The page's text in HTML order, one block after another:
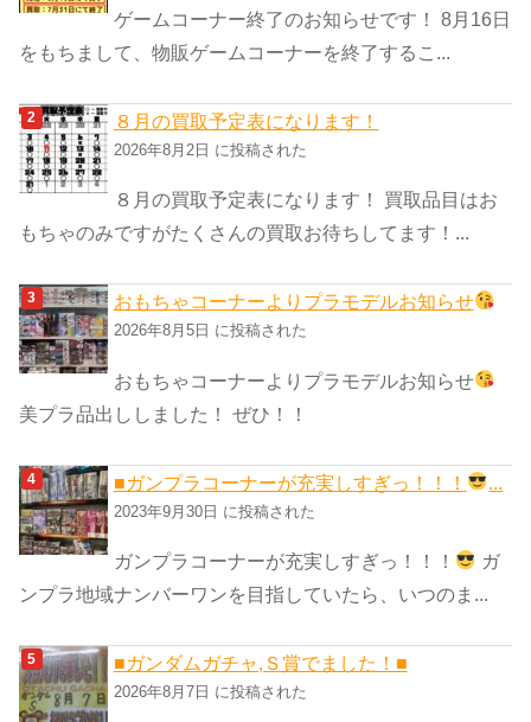
ゲームコーナー終了のお知らせです！ 8月16日
をもちまして、物販ゲームコーナーを終了するこ...
８月の買取予定表になります！
2026年8月2日 に投稿された
８月の買取予定表になります！ 買取品目はお
もちゃのみですがたくさんの買取お待ちしてます！...
おもちゃコーナーよりプラモデルお知らせ
2026年8月5日 に投稿された
おもちゃコーナーよりプラモデルお知らせ
美プラ品出ししました！ ぜひ！！
■ガンプラコーナーが充実しすぎっ！！！ ...
2023年9月30日 に投稿された
ガンプラコーナーが充実しすぎっ！！！
ガ
ンプラ地域ナンバーワンを目指していたら、いつのま...
■ガンダムガチャ,Ｓ賞でました！■
2026年8月7日 に投稿された